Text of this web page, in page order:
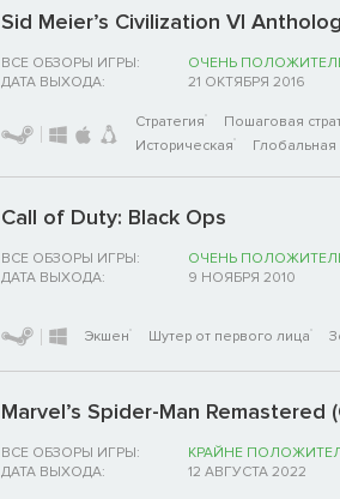
Sid Meier’s Civilization VI
ВСЕ ОБЗОРЫ ИГРЫ:
ОЧЕНЬ
ДАТА ВЫХОДА:
21 ОКТЯБРЯ 2016
Стратегия Пошаговая
Историческая
Глобальная
Call of Duty: Black Ops
ВСЕ ОБЗОРЫ ИГРЫ:
ОЧЕНЬ
ДАТА ВЫХОДА:
9 НОЯБРЯ 2010
Экшен Шутер от первого лица
Marvel’s Spider-Man Remastered
ВСЕ ОБЗОРЫ ИГРЫ:
КРАЙНЕ
ДАТА ВЫХОДА:
12 АВГУСТА 2022